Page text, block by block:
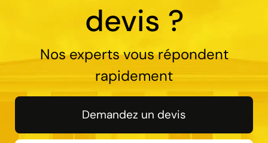
devis ?
Nos experts vous répondent
rapidement
Demandez un devis